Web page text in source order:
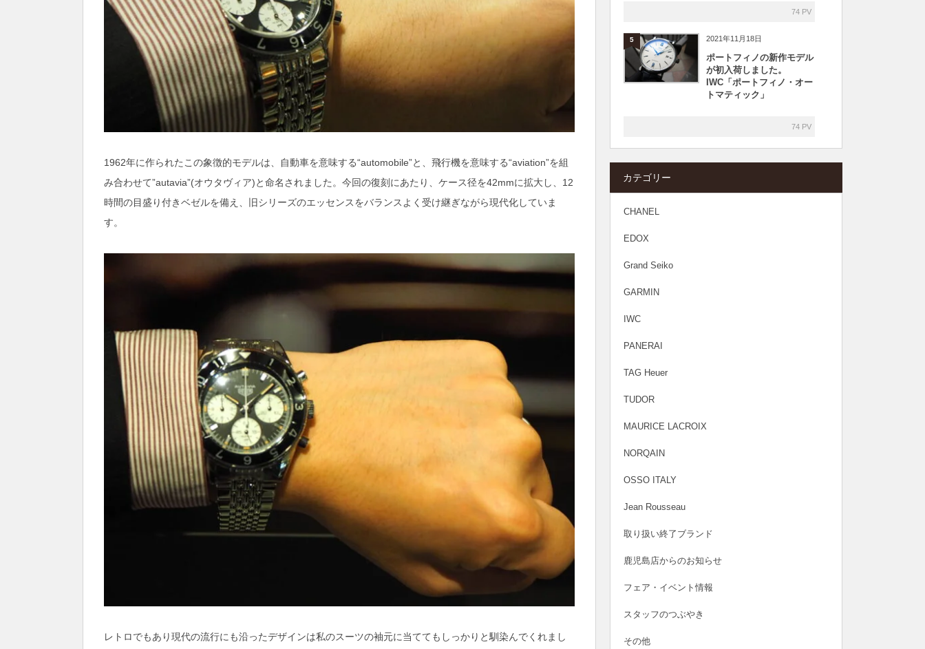
1962年に作られたこの象徴的モデルは、自動車を意味する“automobile”と、飛行機を意味する“aviation”を組
み合わせて”autavia”(オウタヴィア)と命名されました。今回の復刻にあたり、ケース径を42mmに拡大し、12
時間の目盛り付きベゼルを備え、旧シリーズのエッセンスをバランスよく受け継ぎながら現代化していま
す。
レトロでもあり現代の流行にも沿ったデザインは私のスーツの袖元に当ててもしっかりと馴染んでくれまし
74 PV
5 2021年11月18日
ポートフィノの新作モデル
が初入荷しました。
IWC「ポートフィノ・オー
トマティック」
74 PV
カテゴリー
CHANEL
EDOX
Grand Seiko
GARMIN
IWC
PANERAI
TAG Heuer
TUDOR
MAURICE LACROIX
NORQAIN
OSSO ITALY
Jean Rousseau
取り扱い終了ブランド
鹿児島店からのお知らせ
フェア・イベント情報
スタッフのつぶやき
その他